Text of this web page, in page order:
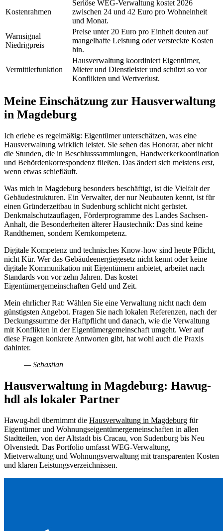
Kostenrahmen
Seriöse WEG-Verwaltung kostet 2026
zwischen 24 und 42 Euro pro Wohneinheit
und Monat.
Warnsignal
Niedrigpreis
Preise unter 20 Euro pro Einheit deuten auf
mangelhafte Leistung oder versteckte Kosten
hin.
Vermittlerfunktion
Hausverwaltung koordiniert Eigentümer,
Mieter und Dienstleister und schützt so vor
Konflikten und Wertverlust.
Meine Einschätzung zur Hausverwaltung
in Magdeburg
Ich erlebe es regelmäßig: Eigentümer unterschätzen, was eine
Hausverwaltung wirklich leistet. Sie sehen das Honorar, aber nicht
die Stunden, die in Beschlusssammlungen, Handwerkerkoordination
und Behördenkorrespondenz fließen. Das ändert sich meistens erst,
wenn etwas schiefläuft.
Was mich in Magdeburg besonders beschäftigt, ist die Vielfalt der
Gebäudestrukturen. Ein Verwalter, der nur Neubauten kennt, ist für
einen Gründerzeitbau in Sudenburg schlicht nicht gerüstet.
Denkmalschutzauflagen, Förderprogramme des Landes Sachsen-
Anhalt, die Besonderheiten älterer Haustechnik: Das sind keine
Randthemen, sondern Kernkompetenz.
Digitale Kompetenz und technisches Know-how sind heute Pflicht,
nicht Kür. Wer das Gebäudeenergiegesetz nicht kennt oder keine
digitale Kommunikation mit Eigentümern anbietet, arbeitet nach
Standards von vor zehn Jahren. Das kostet
Eigentümergemeinschaften Geld und Zeit.
Mein ehrlicher Rat: Wählen Sie eine Verwaltung nicht nach dem
günstigsten Angebot. Fragen Sie nach lokalen Referenzen, nach der
Deckungssumme der Haftpflicht und danach, wie die Verwaltung
mit Konflikten in der Eigentümergemeinschaft umgeht. Wer auf
diese Fragen konkrete Antworten gibt, hat wohl auch die Praxis
dahinter.
— Sebastian
Hausverwaltung in Magdeburg: Hawug-
hdl als lokaler Partner
Hawug-hdl übernimmt die Hausverwaltung in Magdeburg für
Eigentümer und Wohnungseigentümergemeinschaften in allen
Stadtteilen, von der Altstadt bis Cracau, von Sudenburg bis Neu
Olvenstedt. Das Portfolio umfasst WEG-Verwaltung,
Mietverwaltung und Wohnungsverwaltung mit transparenten Kosten
und klaren Leistungsverzeichnissen.